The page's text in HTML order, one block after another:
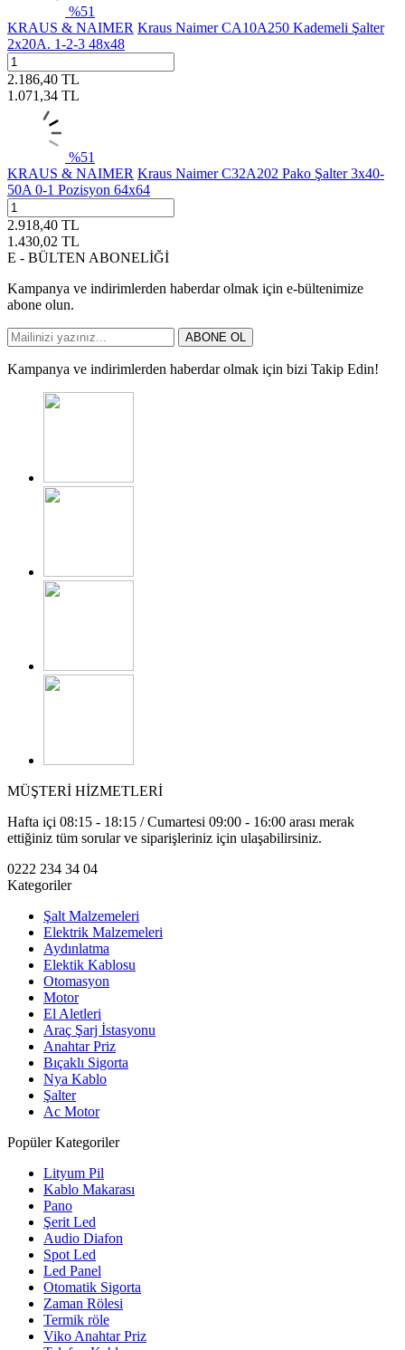
%51
KRAUS & NAIMER Kraus Naimer CA10A250 Kademeli Şalter
2x20A. 1-2-3 48x48
2.186,40 TL
1.071,34 TL
%51
KRAUS & NAIMER Kraus Naimer C32A202 Pako Şalter 3x40-
50A 0-1 Pozisyon 64x64
2.918,40 TL
1.430,02 TL
E - BÜLTEN ABONELİĞİ
Kampanya ve indirimlerden haberdar olmak için e-bültenimize
abone olun.
ABONE OL
Kampanya ve indirimlerden haberdar olmak için bizi Takip Edin!
MÜŞTERİ HİZMETLERİ
Hafta içi 08:15 - 18:15 / Cumartesi 09:00 - 16:00 arası merak
ettiğiniz tüm sorular ve siparişleriniz için ulaşabilirsiniz.
0222 234 34 04
Kategoriler
Şalt Malzemeleri
Elektrik Malzemeleri
Aydınlatma
Elektik Kablosu
Otomasyon
Motor
El Aletleri
Araç Şarj İstasyonu
Anahtar Priz
Bıçaklı Sigorta
Nya Kablo
Şalter
Ac Motor
Popüler Kategoriler
Lityum Pil
Kablo Makarası
Pano
Şerit Led
Audio Diafon
Spot Led
Led Panel
Otomatik Sigorta
Zaman Rölesi
Termik röle
Viko Anahtar Priz